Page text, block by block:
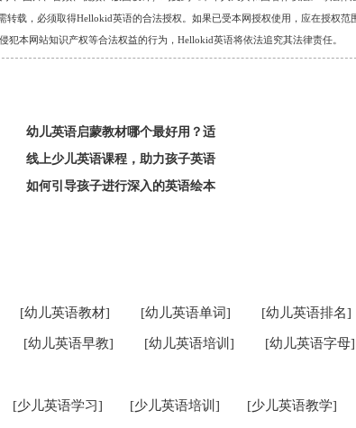
载，必须取得Hellokid英语的合法授权。如果已受本网授权使用，应在授权范
本网站知识产权等合法权益的行为，Hellokid英语将依法追究其法律责任。
幼儿英语启蒙教材哪个最好用？适
线上少儿英语课程，助力孩子英语
如何引导孩子进行深入的英语绘本
[幼儿英语教材] [幼儿英语单词] [幼儿英语排名]
[幼儿英语早教] [幼儿英语培训] [幼儿英语字母]
[少儿英语学习] [少儿英语培训] [少儿英语教学]